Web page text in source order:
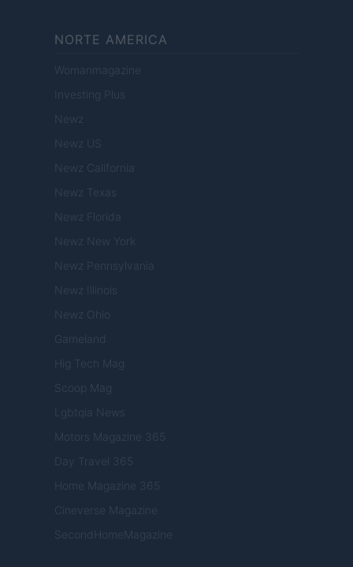
NORTE AMERICA
Womanmagazine
Investing Plus
Newz
Newz US
Newz California
Newz Texas
Newz Florida
Newz New York
Newz Pennsylvania
Newz Illinois
Newz Ohio
Gameland
Hig Tech Mag
Scoop Mag
Lgbtqia News
Motors Magazine 365
Day Travel 365
Home Magazine 365
Cineverse Magazine
SecondHomeMagazine